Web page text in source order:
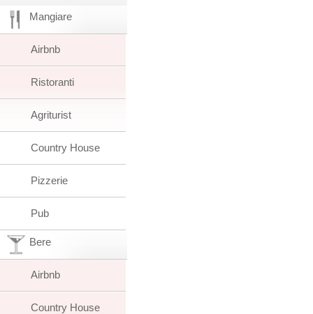
Mangiare
Airbnb
Ristoranti
Agriturist
Country House
Pizzerie
Pub
Bere
Airbnb
Country House